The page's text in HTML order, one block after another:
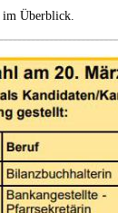
im Überblick.